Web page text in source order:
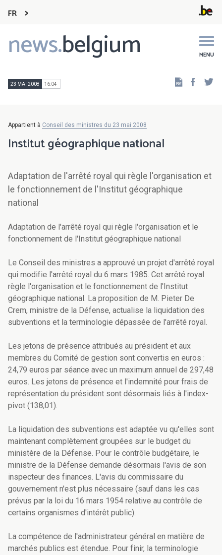
FR
news.belgium MENU
Main
navigation
23 MAI 2008 16:04
Appartient à Conseil des ministres du 23 mai 2008
Institut géographique national
Adaptation de l'arrêté royal qui règle l'organisation et
le fonctionnement de l'Institut géographique
national
Adaptation de l'arrêté royal qui règle l'organisation et le
fonctionnement de l'Institut géographique national
Le Conseil des ministres a approuvé un projet d'arrêté royal
qui modifie l'arrêté royal du 6 mars 1985. Cet arrêté royal
règle l'organisation et le fonctionnement de l'Institut
géographique national. La proposition de M. Pieter De
Crem, ministre de la Défense, actualise la liquidation des
subventions et la terminologie dépassée de l'arrêté royal.
Les jetons de présence attribués au président et aux
membres du Comité de gestion sont convertis en euros :
24,79 euros par séance avec un maximum annuel de 297,48
euros. Les jetons de présence et l'indemnité pour frais de
représentation du président sont désormais liés à l'index-
pivot (138,01).
La liquidation des subventions est adaptée vu qu'elles sont
maintenant complètement groupées sur le budget du
ministère de la Défense. Pour le contrôle budgétaire, le
ministre de la Défense demande désormais l'avis de son
inspecteur des finances. L'avis du commissaire du
gouvernement n'est plus nécessaire (sauf dans les cas
prévus par la loi du 16 mars 1954 relative au contrôle de
certains organismes d'intérêt public).
La compétence de l'administrateur général en matière de
marchés publics est étendue. Pour finir, la terminologie